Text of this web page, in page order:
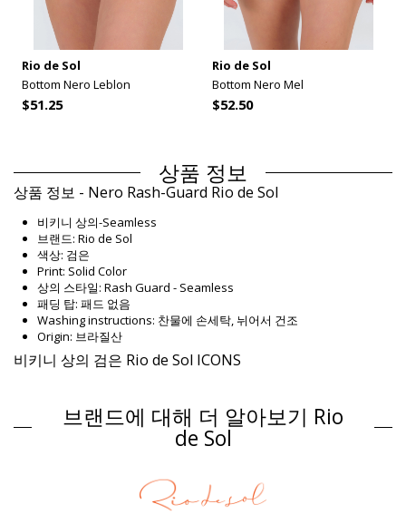
Rio de Sol
Bottom Nero Leblon
$51.25
Rio de Sol
Bottom Nero Mel
$52.50
상품 정보
상품 정보 - Nero Rash-Guard Rio de Sol
비키니 상의-Seamless
브랜드: Rio de Sol
색상: 검은
Print: Solid Color
상의 스타일: Rash Guard - Seamless
패딩 탑: 패드 없음
Washing instructions: 찬물에 손세탁, 뉘어서 건조
Origin: 브라질산
비키니 상의 검은 Rio de Sol ICONS
Composition: 84% Biodegradable Nylon (AMNI SOUL ECO), 16%
Spandex (LYCRA) - OEKO-TEX - Chlorine Resistant
Lining: 84% Polyamide, 16% Elastane - Oeko-Tex
제품 정보
브랜드에 대해 더 알아보기 Rio
de Sol